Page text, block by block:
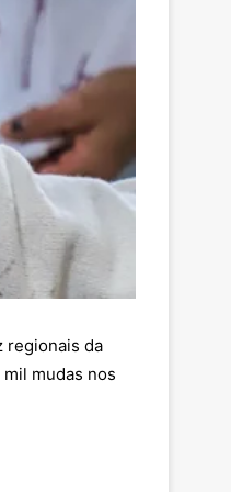
regionais da
mudas nos